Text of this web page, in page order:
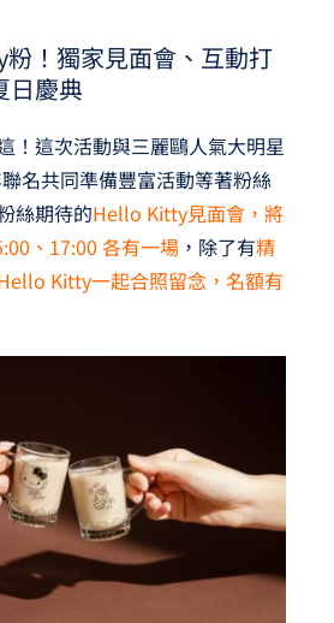
！獨家見面會、互動打
日慶典
！這次活動與三麗鷗人氣大明星
名共同準備豐富活動等著粉絲
絲期待的Hello Kitty見面會，將
、17:00 各有一場，除了有精
Kitty一起合照留念，名額有